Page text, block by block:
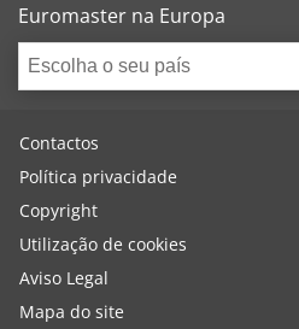
Euromaster na Europa
Escolha o seu país
Contactos
Política privacidade
Copyright
Utilização de cookies
Aviso Legal
Mapa do site